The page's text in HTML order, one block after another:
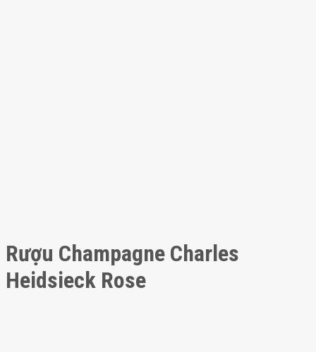
Rượu Champagne Charles
Heidsieck Rose